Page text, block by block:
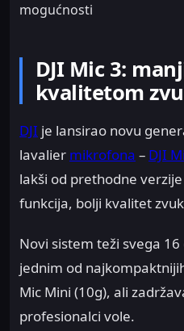
mogućnosti
DJI Mic 3:
kvalitetom
DJI je lansirao novu
lavalier mikrofona – DJI
lakši od prethodne
funkcija, bolji kvalitet
Novi sistem teži svega
jednim od
Mic Mini (10g), ali
profesionalci vole.